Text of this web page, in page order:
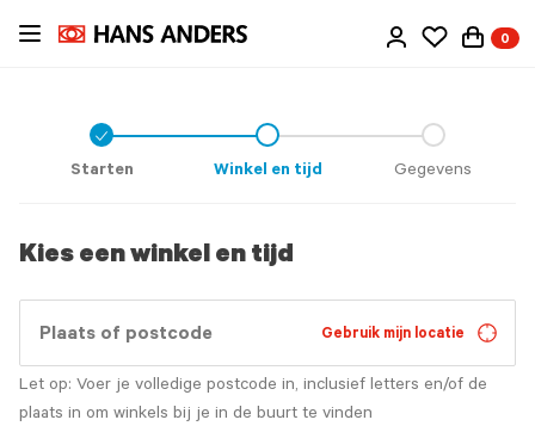
Ga
0
Check
Starten Winkel en tijd Gegevens
Kies een winkel en tijd
Gebruik mijn locatie
Let op: Voer je volledige postcode in, inclusief letters en/of de
plaats in om winkels bij je in de buurt te vinden